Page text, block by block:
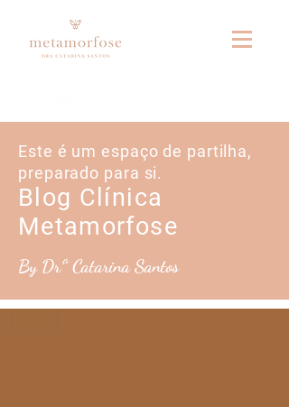
Este é um espaço de partilha,
preparado para si.
Blog Clínica
Metamorfose
By Drª Catarina Santos